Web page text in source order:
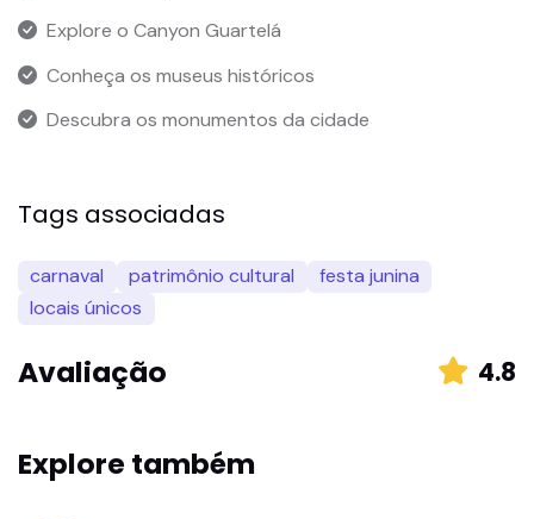
Explore o Canyon Guartelá
Conheça os museus históricos
Descubra os monumentos da cidade
Tags associadas
carnaval patrimônio cultural
festa junina
locais únicos
Avaliação 4.8
Explore também